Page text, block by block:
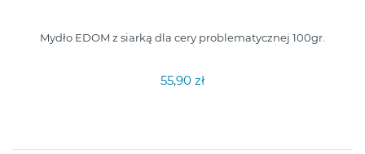
Mydło EDOM z siarką dla cery problematycznej 100gr.
55,90 zł